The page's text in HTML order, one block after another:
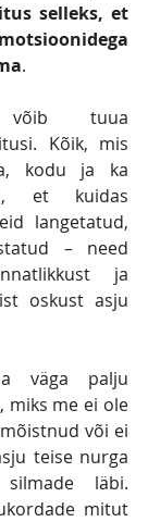
selleks, et
.
võib tuua
Kõik, mis
kodu ja ka
et kuidas
langetatud,
– need
ja
oskust asju
väga palju
miks me ei ole
või ei
teise nurga
läbi.
mitut